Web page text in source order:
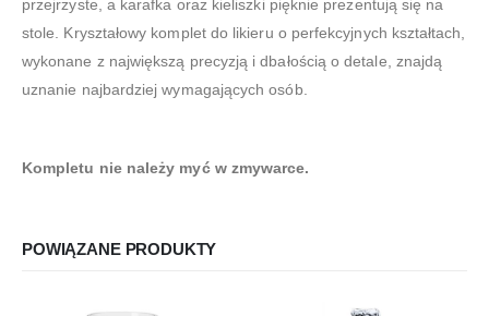
przejrzyste, a karafka oraz kieliszki pięknie prezentują się na
stole. Kryształowy komplet do likieru o perfekcyjnych kształtach,
wykonane z największą precyzją i dbałością o detale, znajdą
uznanie najbardziej wymagających osób.
Kompletu nie należy myć w zmywarce.
POWIĄZANE PRODUKTY